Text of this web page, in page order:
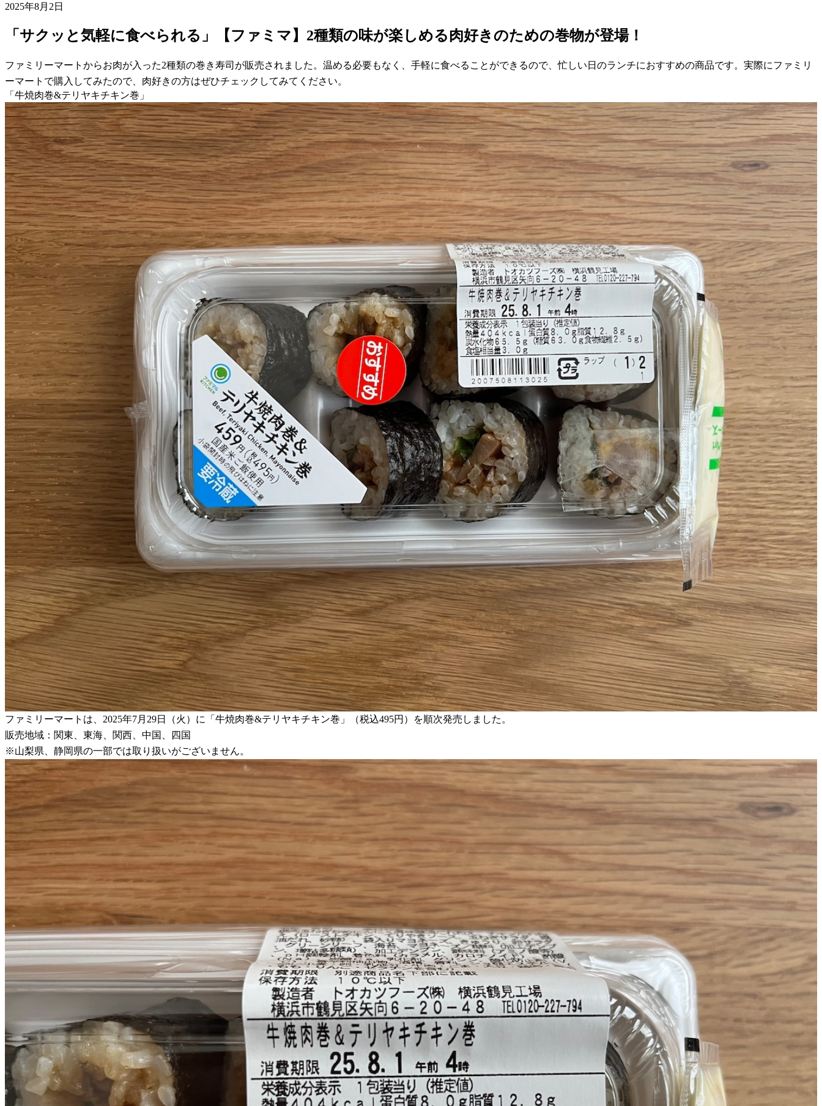
2025年8月2日
「サクッと気軽に食べられる」【ファミマ】2種類の味が楽しめる肉好きのための巻物が登場！
ファミリーマートからお肉が入った2種類の巻き寿司が販売されました。温める必要もなく、手軽に食べることができるので、忙しい日のランチにおすすめの商品です。実際にファミリ
ーマートで購入してみたので、肉好きの方はぜひチェックしてみてください。
「牛焼肉巻&テリヤキチキン巻」
ファミリーマートは、2025年7月29日（火）に「牛焼肉巻&テリヤキチキン巻」（税込495円）を順次発売しました。
販売地域：関東、東海、関西、中国、四国
※山梨県、静岡県の一部では取り扱いがございません。